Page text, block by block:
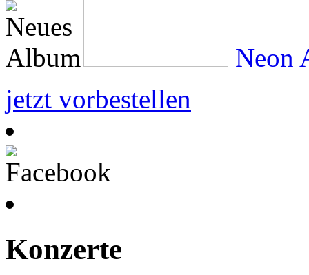
Neon
jetzt vorbestellen
Konzerte